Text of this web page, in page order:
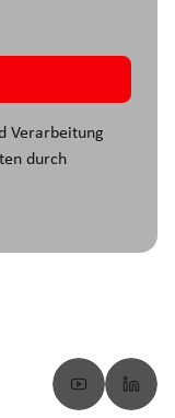
Verarbeitung
durch